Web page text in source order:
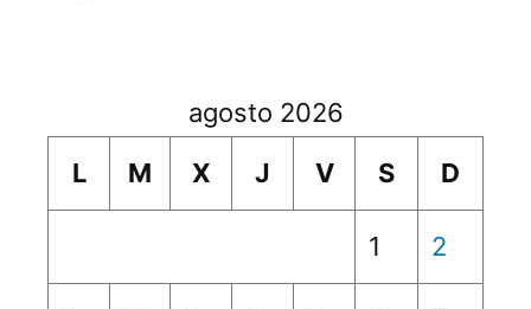
agosto 2026
L
M X J V S D
1 2